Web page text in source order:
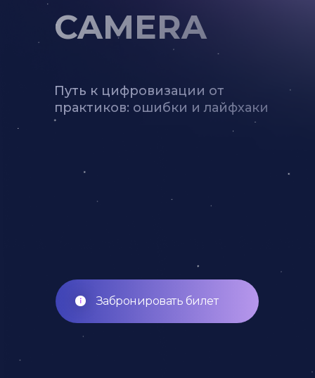
Путь к цифровизации от
практиков: ошибки и лайфхаки
CAMERA
Забронировать билет